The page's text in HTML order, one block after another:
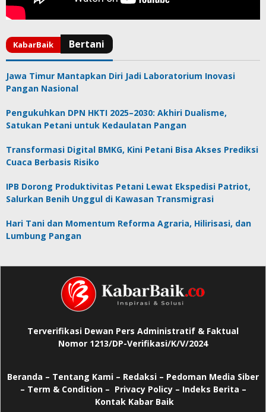
Jawa Timur Mantapkan Diri Jadi Laboratorium Inovasi
Pangan Nasional
Pengukuhkan DPN HKTI 2025–2030: Akhiri Dualisme,
Satukan Petani untuk Kedaulatan Pangan
Transformasi Digital BMKG, Kini Petani Bisa Akses Prediksi
Cuaca Berbasis Risiko
IPB Dorong Produktivitas Petani Lewat Ekspedisi Patriot,
Salurkan Benih Unggul di Kawasan Transmigrasi
Hari Tani dan Momentum Reforma Agraria, Hilirisasi, dan
Lumbung Pangan
Terverifikasi Dewan Pers Administratif & Faktual
Nomor 1213/DP-Verifikasi/K/V/2024
Beranda – Tentang Kami – Redaksi – Pedoman Media Siber
– Term & Condition – Privacy Policy– Indeks Berita –
Kontak Kabar Baik